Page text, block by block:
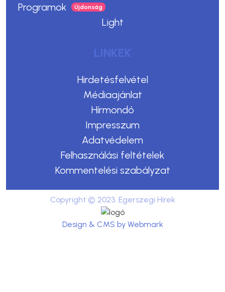
Programok
Light
LINKEK
Hirdetésfelvétel
Médiaajánlat
Hírmondó
Impresszum
Adatvédelem
Felhasználási feltételek
Kommentelési szabályzat
Copyright © 2023. Egerszegi Hírek
Design & CMS by Webmark